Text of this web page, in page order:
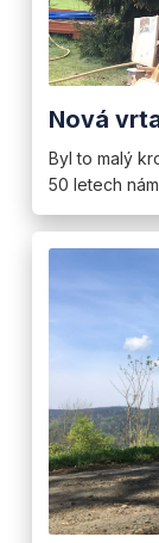
Nová
Byl to malý
50 letech